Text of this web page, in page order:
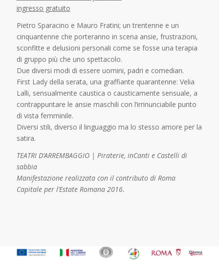
ingresso gratuito
Pietro Sparacino e Mauro Fratini; un trentenne e un
cinquantenne che porteranno in scena ansie, frustrazioni,
sconfitte e delusioni personali come se fosse una terapia
di gruppo più che uno spettacolo.
Due diversi modi di essere uomini, padri e comedian.
First Lady della serata, una graffiante quarantenne: Velia
Lalli, sensualmente caustica o causticamente sensuale, a
contrappuntare le ansie maschili con l’irrinunciabile punto
di vista femminile.
Diversi stili, diverso il linguaggio ma lo stesso amore per la
satira.
TEATRI D’ARREMBAGGIO | Piraterie, inCanti e Castelli di
sabbia
Manifestazione realizzata con il contributo di Roma
Capitale per l’Estate Romana 2016.